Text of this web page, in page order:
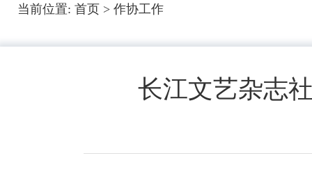
当前位置: 首页 > 作协工作
长江文艺杂志